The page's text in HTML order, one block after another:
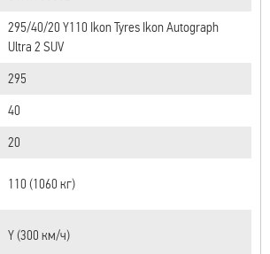
295/40/20 Y110 Ikon Tyres Ikon Autograph
Ultra 2 SUV
295
40
20
110 (1060 кг)
Y (300 км/ч)